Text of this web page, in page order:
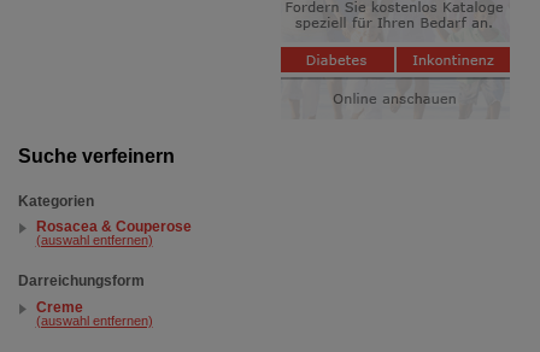
Suche verfeinern
Kategorien
Rosacea & Couperose
(auswahl entfernen)
Darreichungsform
Creme
(auswahl entfernen)